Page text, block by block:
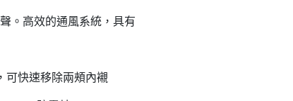
。高效的通風系統，具有
可快速移除兩頰內襯